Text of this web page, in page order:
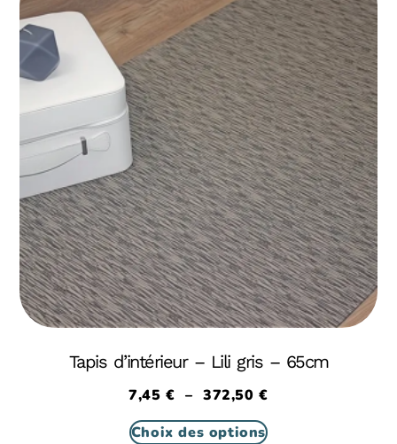
Tapis d’intérieur – Lili gris – 65cm
7,45€ – 372,50€
Choix des options